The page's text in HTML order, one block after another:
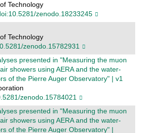
Technology
zenodo.18233245
Technology
zenodo.15782931
presented in "Measuring the muon
showers using AERA and the water-
of the Pierre Auger Observatory" | v1
zenodo.15784021
presented in "Measuring the muon
showers using AERA and the water-
of the Pierre Auger Observatory" |